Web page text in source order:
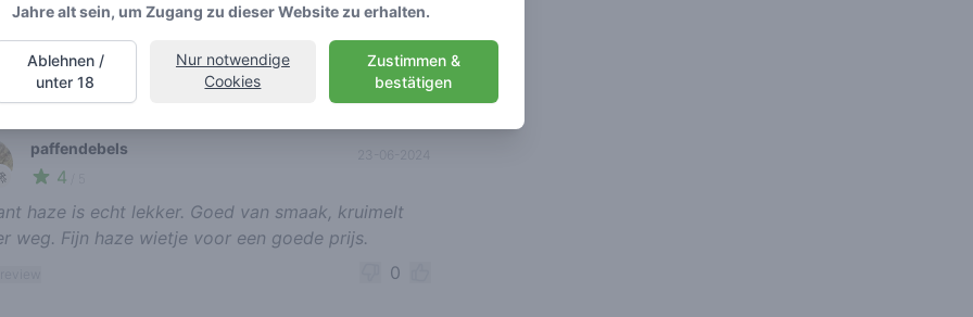
Cannabiskonsum
paffendebels
4
23-06-2024
haze is echt lekker. Goed van smaak, kruimelt
weg. Fijn haze wietje voor een goede prijs.
0
Jahre alt sein, um Zugang zu dieser Website zu erhalten.
Zustimmen &
bestätigen
Nur notwendige
Cookies
Ablehnen /
unter 18